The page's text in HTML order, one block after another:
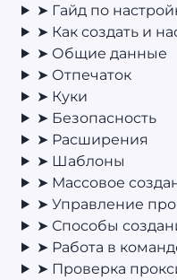
➤ Гайд по
➤ Как создать и
➤ Общие данные
➤ Отпечаток
➤ Куки
➤ Безопасность
➤ Расширения
➤ Шаблоны
➤ Массовое
➤ Управление
➤ Способы
➤ Работа в
➤ Проверка